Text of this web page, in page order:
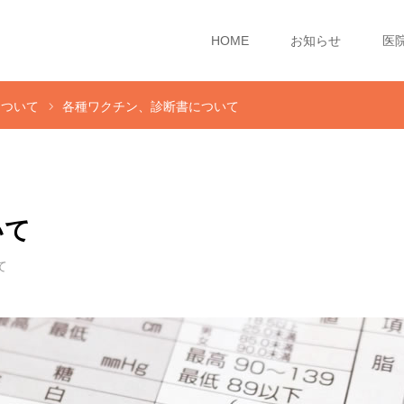
HOME お知らせ 医
いて 各種ワクチン、診断書について